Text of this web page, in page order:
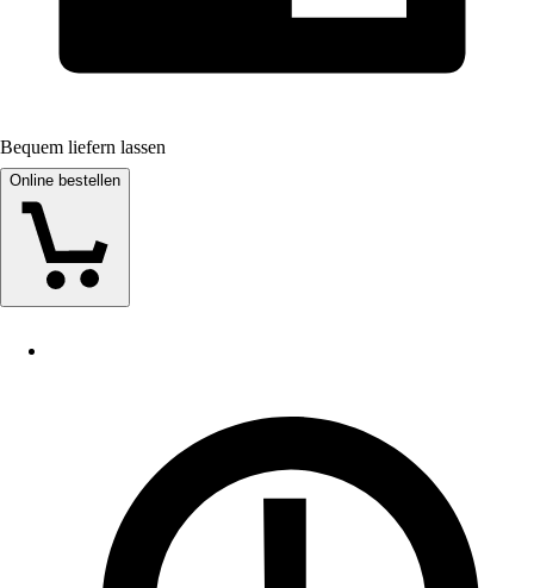
Bequem liefern lassen
Online bestellen